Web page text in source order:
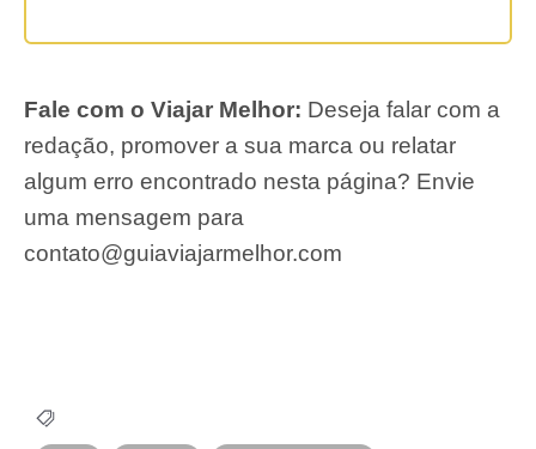
Fale com o Viajar Melhor: Deseja falar com a
redação, promover a sua marca ou relatar
algum erro encontrado nesta página? Envie
uma mensagem para
contato@guiaviajarmelhor.com